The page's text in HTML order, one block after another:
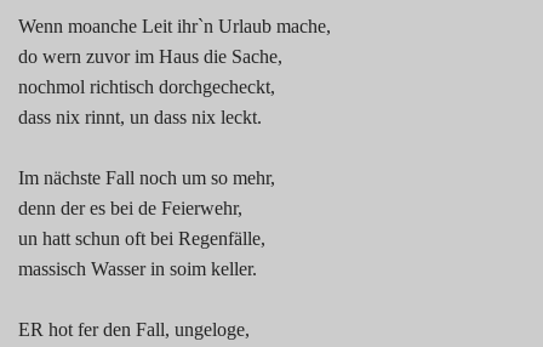
Wenn moanche Leit ihr`n Urlaub mache,
do wern zuvor im Haus die Sache,
nochmol richtisch dorchgecheckt,
dass nix rinnt, un dass nix leckt.
Im nächste Fall noch um so mehr,
denn der es bei de Feierwehr,
un hatt schun oft bei Regenfälle,
massisch Wasser in soim keller.
ER hot fer den Fall, ungeloge,